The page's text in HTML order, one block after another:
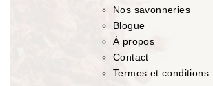
Nos savonneries
Blogue
À propos
Contact
Termes et conditions